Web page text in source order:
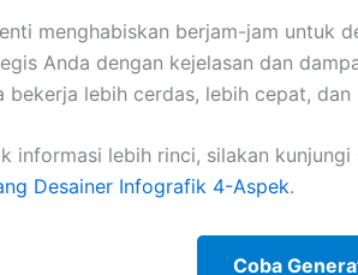
menghabiskan berjam-jam untuk
Anda dengan kejelasan dan
bekerja lebih cerdas, lebih cepat, dan
informasi lebih rinci, silakan
Desainer Infografik 4-Aspek.
Coba